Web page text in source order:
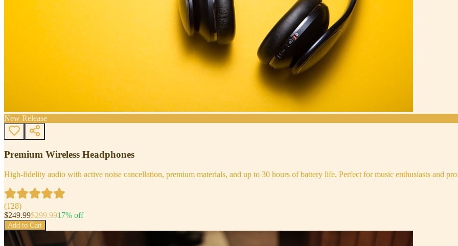
New Release
Premium Wireless Headphones
High-fidelity audio with active noise cancellation, premium materials, and up to 30 hours of battery life. Perfect for music enthusiasts and
(128)
$249.99$299.9917% off
Add to Cart